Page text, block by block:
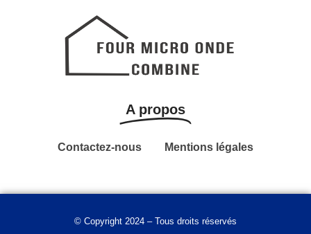
A propos
Contactez-nous Mentions légales
© Copyright 2024 – Tous droits réservés